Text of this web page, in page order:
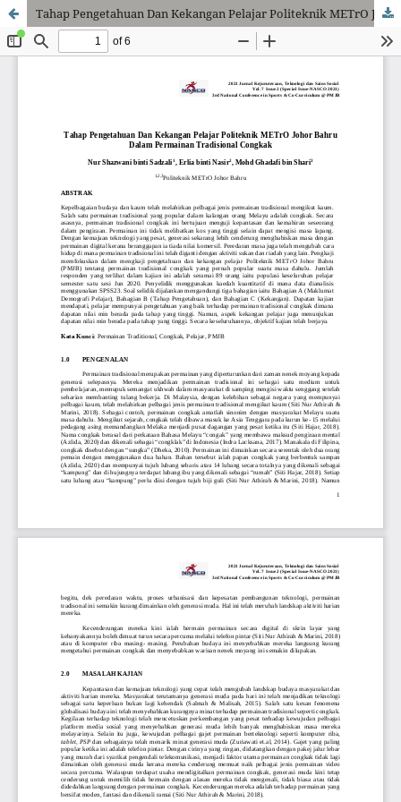
Tahap Pengetahuan Dan Kekangan Pelajar Politeknik METrO Johor Bahru Dalam Permainan Tradisional Congkak